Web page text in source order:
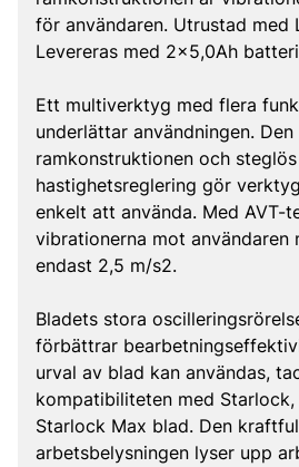
för användaren. Utrustad med
Levereras med 2x5,0Ah
Ett multiverktyg med flera
underlättar användningen. Den
ramkonstruktionen och steglös
hastighetsreglering gör
enkelt att använda. Med AVT-
vibrationerna mot användaren
endast 2,5 m/s2.
Bladets stora
förbättrar
urval av blad kan användas,
kompatibiliteten med
Starlock Max blad. Den
arbetsbelysningen lyser upp